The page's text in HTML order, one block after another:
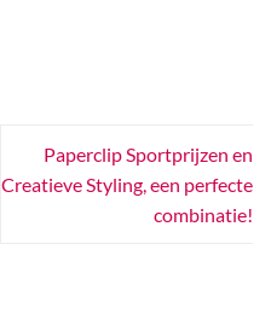
Paperclip Sportprijzen en
Creatieve Styling, een perfecte
combinatie!